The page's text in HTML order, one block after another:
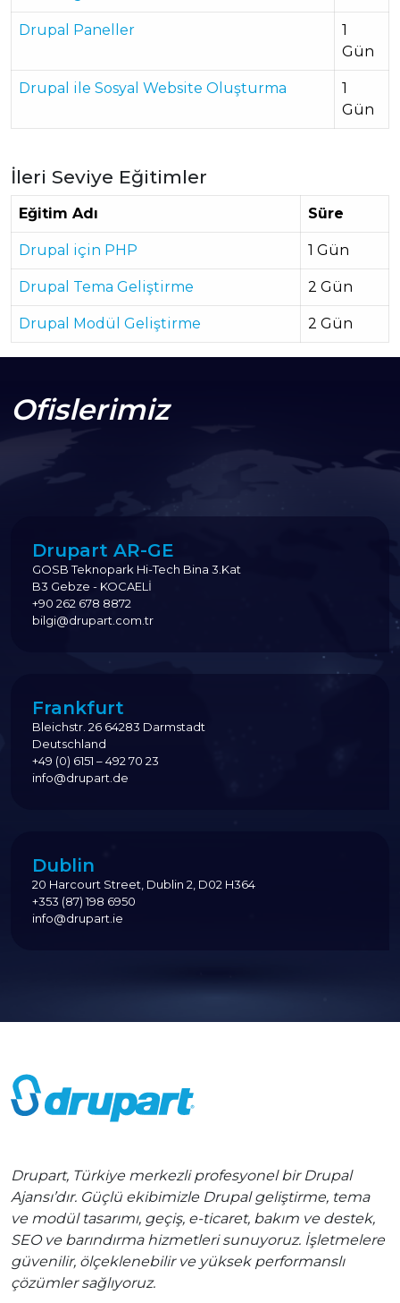
Drupal Paneller
1
Gün
Drupal ile Sosyal Website Oluşturma
1
Gün
İleri Seviye Eğitimler
Eğitim Adı Süre
Drupal için PHP 1 Gün
Drupal Tema Geliştirme 2 Gün
Drupal Modül Geliştirme 2 Gün
Ofislerimiz
Drupart AR-GE
GOSB Teknopark Hi-Tech Bina 3.Kat
B3 Gebze - KOCAELİ
+90 262 678 8872
bilgi@drupart.com.tr
Frankfurt
Bleichstr. 26 64283 Darmstadt
Deutschland
+49 (0) 6151 – 492 70 23
info@drupart.de
Dublin
20 Harcourt Street, Dublin 2, D02 H364
+353 (87) 198 6950
info@drupart.ie
Drupart, Türkiye merkezli profesyonel bir Drupal
Ajansı’dır. Güçlü ekibimizle Drupal geliştirme, tema
ve modül tasarımı, geçiş, e-ticaret, bakım ve destek,
SEO ve barındırma hizmetleri sunuyoruz. İşletmelere
güvenilir, ölçeklenebilir ve yüksek performanslı
çözümler sağlıyoruz.